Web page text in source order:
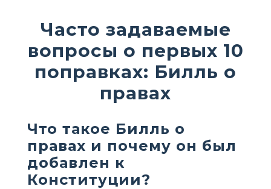
Часто задаваемые
вопросы о первых 10
поправках: Билль о
правах
Что такое Билль о
правах и почему он был
добавлен к
Конституции?